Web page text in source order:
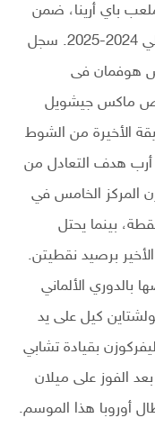
بنتيجة 2-2، على ملعب باي أرينا، ضمن
منافسات الجولة السادسة بالموسم الحالي 2024-2025. سجل
هوفمان فى
قلص ماكس جيشويل
الأخيرة من الشوط
أرب هدف التعادل من
يحتل ليفركوزن المركز الخامس في
ترتيب الدوري الألماني برصيد 11 نقطة، بينما يحتل
برصيد نقطيتن.
بالدوري الألماني
ميونخ 1-1، وخسر هولشتاين كيل على يد
وخاض فريق ليفركوزن بقيادة تشابي
الفوز على ميلان
أوروبا هذا الموسم.